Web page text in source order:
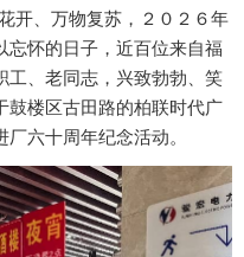
开、万物复苏，２０２６年
忘怀的日子，近百位来自福
工、老同志，兴致勃勃、笑
鼓楼区古田路的柏联时代广
六十周年纪念活动。